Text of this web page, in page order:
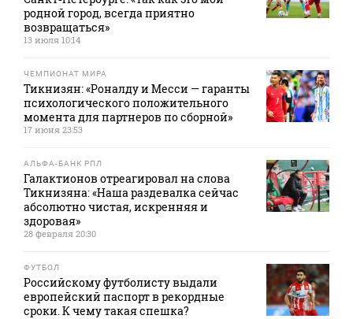
родной город, всегда приятно
возвращаться»
13 июля 10:14
ЧЕМПИОНАТ МИРА
Тикнизян: «Роналду и Месси — гаранты
психологического положительного
момента для партнеров по сборной»
17 июня 23:53
АЛЬФА-БАНК РПЛ
Галактионов отреагировал на слова
Тикнизяна: «Наша раздевалка сейчас
абсолютно чистая, искренняя и
здоровая»
28 февраля 20:30
ФУТБОЛ
Российскому футболисту выдали
европейский паспорт в рекордные
сроки. К чему такая спешка?